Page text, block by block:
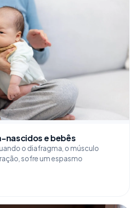
nascidos e bebês
o diafragma, o músculo
sofre um espasmo